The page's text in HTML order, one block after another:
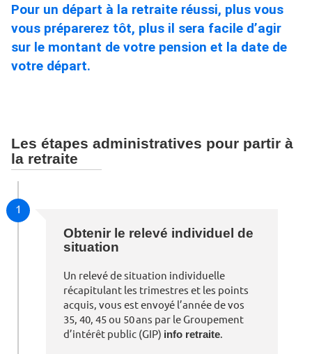
Pour un départ à la retraite réussi, plus vous
vous préparerez tôt, plus il sera facile d’agir
sur le montant de votre pension et la date de
votre départ.
Les étapes administratives pour partir à
la retraite
1
Obtenir le relevé individuel de
situation
Un relevé de situation individuelle
récapitulant les trimestres et les points
acquis, vous est envoyé l’année de vos
35, 40, 45 ou 50 ans par le Groupement
d’intérêt public (GIP) info retraite.